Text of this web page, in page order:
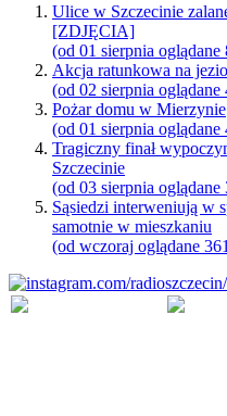
Ulice w Szczecinie
[ZDJĘCIA]
(od 01 sierpnia oglądane
Akcja ratunkowa na
(od 02 sierpnia oglądane
Pożar domu w Mierzynie
(od 01 sierpnia oglądane
Tragiczny finał
Szczecinie
(od 03 sierpnia oglądane
Sąsiedzi interweniują w
samotnie w mieszkaniu
(od wczoraj oglądane